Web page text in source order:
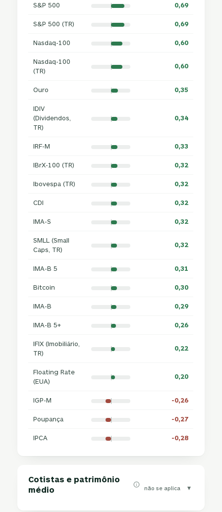
S&P 500 0,69
S&P 500 (TR) 0,69
Nasdaq-100 0,60
Nasdaq-100
(TR)
0,60
Ouro 0,35
IDIV
(Dividendos,
TR)
0,34
IRF-M 0,33
IBrX-100 (TR) 0,32
Ibovespa (TR) 0,32
CDI 0,32
IMA-S 0,32
SMLL (Small
Caps, TR)
0,32
IMA-B 5 0,31
Bitcoin 0,30
IMA-B 0,29
IMA-B 5+ 0,26
IFIX (Imobiliário,
TR)
0,22
Floating Rate
(EUA)
0,20
IGP-M -0,26
Poupança -0,27
IPCA -0,28
Cotistas e patrimônio
médio
não se aplica ▾